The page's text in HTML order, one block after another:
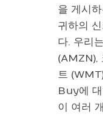
을 게시
귀하의
다. 우리
(AMZN),
트
Buy에
이 여러